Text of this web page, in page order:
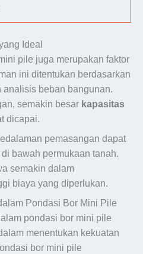
Ideal
pile juga merupakan faktor
ini ditentukan berdasarkan
beban bangunan.
semakin besar kapasitas
dicapai.
pemasangan dapat
bawah permukaan tanah.
semakin dalam
biaya yang diperlukan.
Pondasi Bor Mini Pile
pondasi bor mini pile
menentukan kekuatan
bor mini pile